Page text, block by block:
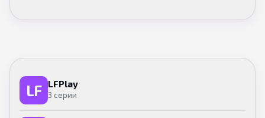
LF LFPlay
3 серии